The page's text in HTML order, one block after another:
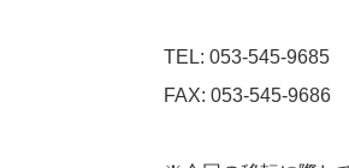
TEL: 053-545-9685
FAX: 053-545-9686